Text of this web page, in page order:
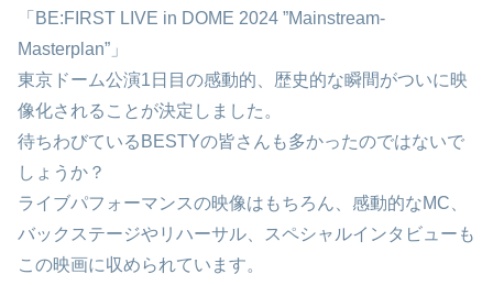
「BE:FIRST LIVE in DOME 2024 ”Mainstream-
Masterplan”」
東京ドーム公演1日目の感動的、歴史的な瞬間がついに映
像化されることが決定しました。
待ちわびているBESTYの皆さんも多かったのではないで
しょうか？
ライブパフォーマンスの映像はもちろん、感動的なMC、
バックステージやリハーサル、スペシャルインタビューも
この映画に収められています。